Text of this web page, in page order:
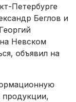
Петербурге
Беглов и
Невском
объявил на
продукции,